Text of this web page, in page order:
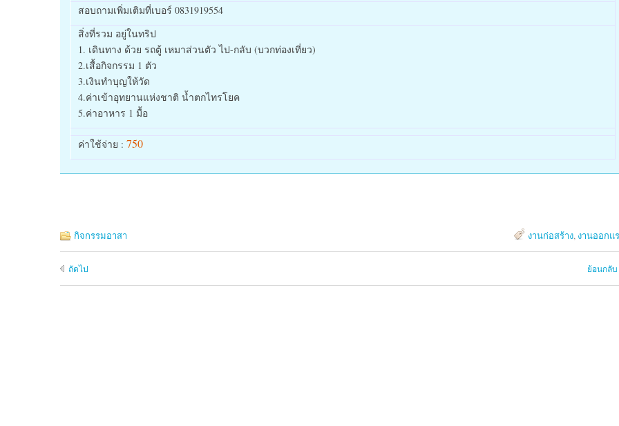
สอบถามเพิ่มเติมที่เบอร์ 0831919554
สิ่งที่รวม อยู่ในทริป
1. เดินทาง ด้วย รถตู้ เหมาส่วนตัว ไป-กลับ (บวกท่องเที่ยว)
2.เสื้อกิจกรรม 1 ตัว
3.เงินทำบุญให้วัด
4.ค่าเข้าอุทยานแห่งชาติ น้ำตกไทรโยค
5.ค่าอาหาร 1 มื้อ
ค่าใช้จ่าย : 750
กิจกรรมอาสา งานก่อสร้าง, งานออกแ
ถัดไป ย้อนกลับ